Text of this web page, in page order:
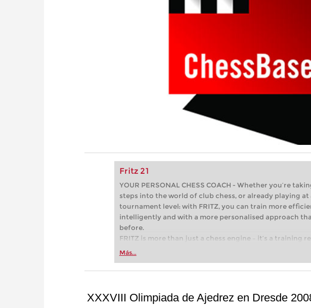
Fritz 21
YOUR PERSONAL CHESS COACH - Whether you’re
steps into the world of club chess, or already playing at
tournament level: with FRITZ, you can train more
intelligently and with a more personalised approach
before.
FRITZ is more than just a chess engine – it’s a training
Whether you’re taking your first steps into the world of
more efficiently, intelligently and with a more
Más...
XXXVIII Olimpiada de Ajedrez en Dresde